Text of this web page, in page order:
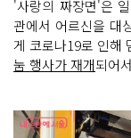
'사랑의 짜장면'은
관에서 어르신을 대
게 코로나19로 인해
눔 행사가 재개되어